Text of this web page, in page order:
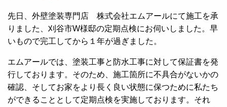
先日、外壁塗装専門店 株式会社エムアールにて施工を承
りました、刈谷市W様邸の定期点検にお伺いしました。早
いもので完工してから１年が過ぎました。
エムアールでは、塗装工事と防水工事に対して保証書を発
行しております。そのため、施工箇所に不具合がないかの
確認、そしてお家をより長く良い状態に保つために私たち
ができることとして定期点検を実施しております。それ